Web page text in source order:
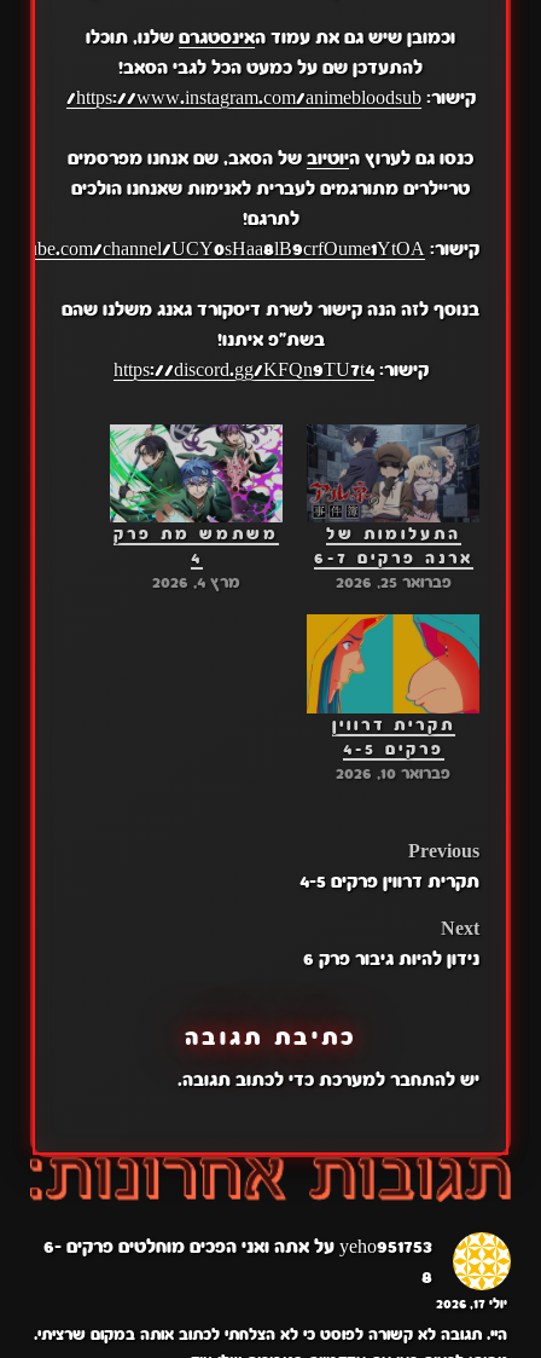
וכמובן שיש גם את עמוד האינסטגרםשלנו, תוכלו
להתעדכן שם על כמעט הכל לגבי הסאב!
קישור:https://www.instagram.com/animebloodsub/
כנסו גם לערוץ היוטיובשל הסאב, שם אנחנו מפרסמים
טריילרים מתורגמים לעברית לאנימות שאנחנו הולכים
לתרגם!
קישור: channel/UCY0sHaa8lB9crfOume1YtOA
בנוסף לזה הנה קישור לשרת דיסקורד גאנג משלנו שהם
בשת"פ איתנו!
קישור:https://discord.gg/KFQn9TU7t4
התעלומות של
ארנה פרקים 6-7
פברואר 25, 2026
משתמש מת פרק
4
מרץ 4, 2026
תקרית דרווין
פרקים 4-5
פברואר 10, 2026
POST
Previous
תקרית דרווין פרקים 4-5
Next
נידון להיות גיבור פרק 6
כתיבת תגובה
יש להתחבר למערכתכדי לכתוב תגובה.
yeho951753 על
אתה ואני הפכים מוחלטים פרקים 6-
8
יולי 17, 2026
היי. תגובה לא קשורה לפוסט כי לא הצלחתי לכתוב אותה במקום שרציתי.